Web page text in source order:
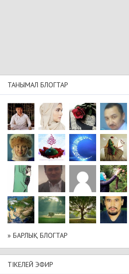
ТАНЫМАЛ БЛОГТАР
» БАРЛЫҚ БЛОГТАР
ТІКЕЛЕЙ ЭФИР